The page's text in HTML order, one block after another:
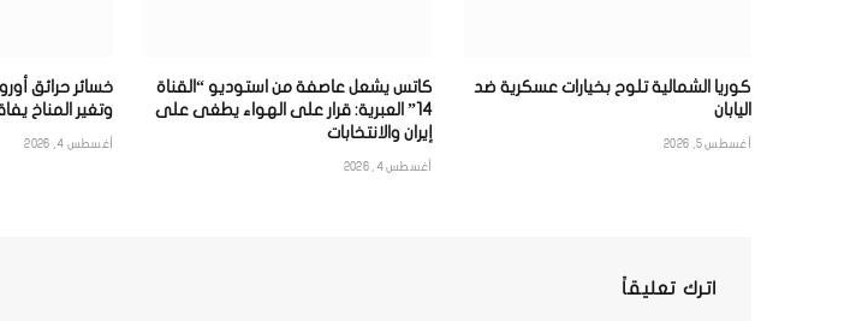
كوريا الشمالية تلوح بخيارات عسكرية ضد
اليابان
أغسطس 5, 2026
كاتس يشعل عاصفة من استوديو “القناة
14” العبرية: قرار على الهواء يطغى على
إيران والانتخابات
أغسطس 4, 2026
وتغير المناخ
أغسطس 4, 2026
اترك تعليقاً